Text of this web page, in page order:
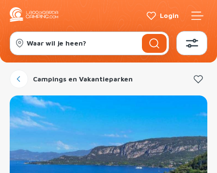
Login
Waar wil je heen?
Campings en Vakantieparken